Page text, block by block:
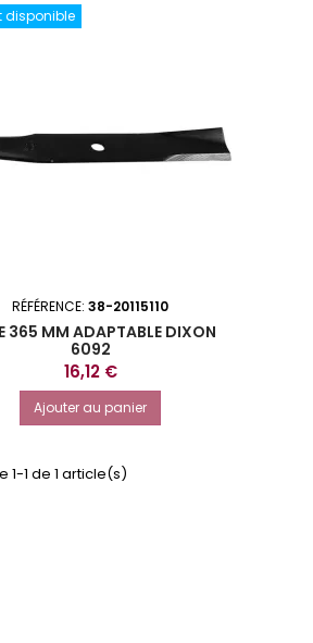
disponible
RÉFÉRENCE:38-20115110
365 MM ADAPTABLE DIXON
6092
Prix
16,12 €
Ajouter au panier
1-1 de 1 article(s)